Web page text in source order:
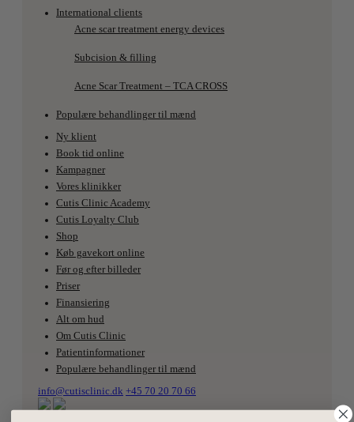
International clients
Acne scar treatment energy devices
Subcision & filling
Acne Scar Treatment – TCA CROSS
Populære behandlinger til mænd
Ny klient
Book tid online
Kampagner
Vores klinikker
Cutis Clinic Academy
Cutis Loyalty Club
Shop
Køb gavekort online
Før og efter billeder
Priser
Finansiering
Alt om hud
Om Cutis Clinic
Patientinformationer
Populære behandlinger til mænd
info@cutisclinic.dk +45 70 20 70 66